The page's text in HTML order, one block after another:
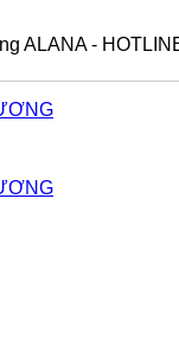
ALANA -